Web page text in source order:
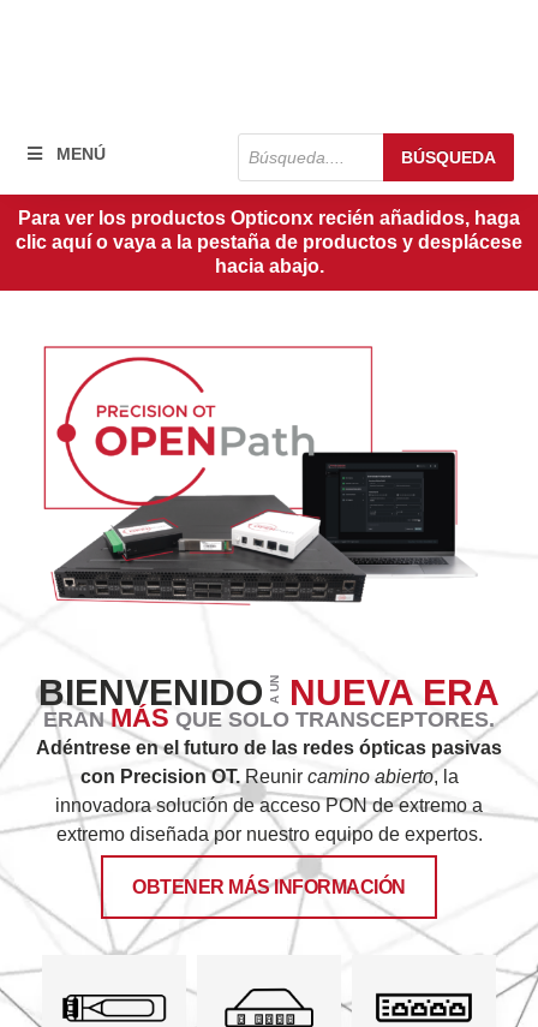
MENÚ
Búsqueda
de
productos
BÚSQUEDA
Para ver los productos Opticonx recién añadidos, haga
clic aquí o vaya a la pestaña de productos y desplácese
hacia abajo.
BIENVENIDOA UN NUEVA ERA
ERANMÁS QUE SOLO TRANSCEPTORES.
Adéntrese en el futuro de las redes ópticas pasivas
con Precision OT.Reunir camino abierto, la
innovadora solución de acceso PON de extremo a
extremo diseñada por nuestro equipo de expertos.
OBTENER MÁS INFORMACIÓN